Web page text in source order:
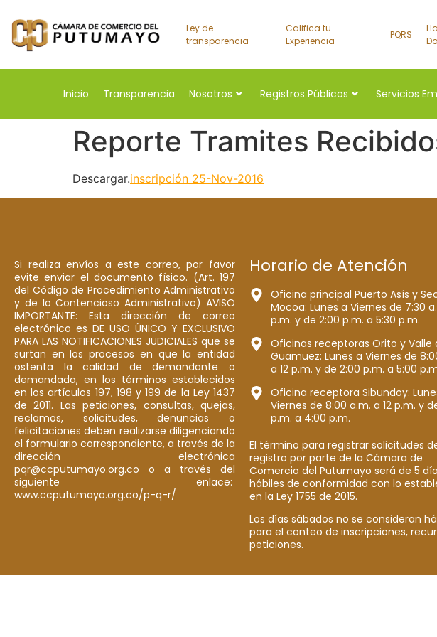
Ley de
transparencia
Califica tu
Experiencia
PQRS
Inicio Transparencia Nosotros Registros Públicos Servicios
Reporte Tramites
Descargar.inscripción 25-Nov-2016
Si realiza envíos a este correo, por favor
evite enviar el documento físico. (Art. 197
del Código de Procedimiento Administrativo
y de lo Contencioso Administrativo) AVISO
IMPORTANTE: Esta dirección de correo
electrónico es DE USO ÚNICO Y EXCLUSIVO
PARA LAS NOTIFICACIONES JUDICIALES que se
surtan en los procesos en que la entidad
ostenta la calidad de demandante o
demandada, en los términos establecidos
en los artículos 197, 198 y 199 de la Ley 1437
de 2011. Las peticiones, consultas, quejas,
reclamos, solicitudes, denuncias o
felicitaciones deben realizarse diligenciando
el formulario correspondiente, a través de la
dirección electrónica
pqr@ccputumayo.org.co o a través del
siguiente enlace:
www.ccputumayo.org.co/p-q-r/
Horario de Atención
Oficina principal Puerto Asís y
Mocoa: Lunes a Viernes de 7:30
p.m. y de 2:00 p.m. a 5:30 p.m.
Oficinas receptoras Orito y Valle
Guamuez: Lunes a Viernes de
a 12 p.m. y de 2:00 p.m. a 5:00
Oficina receptora Sibundoy:
Viernes de 8:00 a.m. a 12 p.m. y
p.m. a 4:00 p.m.
El término para registrar solicitudes
registro por parte de la Cámara de
Comercio del Putumayo será de 5
hábiles de conformidad con lo
en la Ley 1755 de 2015.
Los días sábados no se consideran
para el conteo de inscripciones,
peticiones.